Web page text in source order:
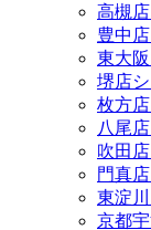
高槻
豊中
東大
堺店
枚方
八尾
吹田
門真
東淀
京都